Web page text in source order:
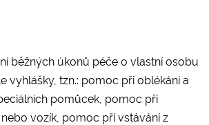
běžných úkonů péče o vlastní osobu
vyhlášky, tzn.: pomoc při oblékání a
pomůcek, pomoc při
vozík, pomoc při vstávání z